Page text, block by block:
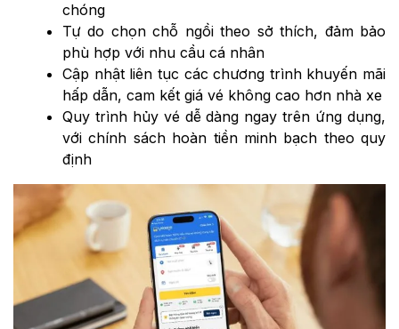
chóng
Tự do chọn chỗ ngồi theo sở thích, đảm bảo
phù hợp với nhu cầu cá nhân
Cập nhật liên tục các chương trình khuyến mãi
hấp dẫn, cam kết giá vé không cao hơn nhà xe
Quy trình hủy vé dễ dàng ngay trên ứng dụng,
với chính sách hoàn tiền minh bạch theo quy
định